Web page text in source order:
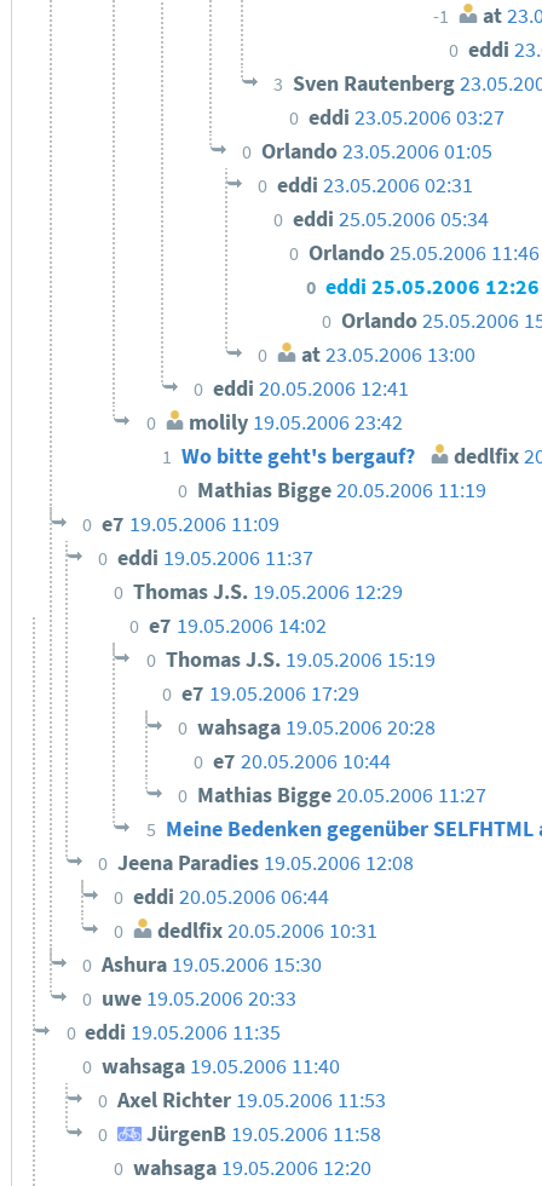
-1 at
0 eddi
3 Sven Rautenberg
0 eddi23.05.2006 03:27
0 Orlando23.05.2006 01:05
0 eddi 23.05.2006 02:31
0 eddi25.05.2006 05:34
0 Orlando25.05.2006 11:46
0 eddi 25.05.2006 12:26
0 Orlando25.05.2006
0 at23.05.2006 13:00
0 eddi20.05.2006 12:41
0 molily 19.05.2006 23:42
1 Wo bitte geht's bergauf? dedlfix
0 Mathias Bigge20.05.2006 11:19
0 e7 19.05.2006 11:09
0 eddi 19.05.2006 11:37
0 Thomas J.S. 19.05.2006 12:29
0 e7 19.05.2006 14:02
0 Thomas J.S. 19.05.2006 15:19
0 e7 19.05.2006 17:29
0 wahsaga 19.05.2006 20:28
0 e720.05.2006 10:44
0 Mathias Bigge20.05.2006 11:27
5 Meine Bedenken gegenüber
0 Jeena Paradies 19.05.2006 12:08
0 eddi20.05.2006 06:44
0 dedlfix20.05.2006 10:31
0 Ashura 19.05.2006 15:30
0 uwe 19.05.2006 20:33
0 eddi 19.05.2006 11:35
0 wahsaga 19.05.2006 11:40
0 Axel Richter 19.05.2006 11:53
0 JürgenB 19.05.2006 11:58
0 wahsaga 19.05.2006 12:20